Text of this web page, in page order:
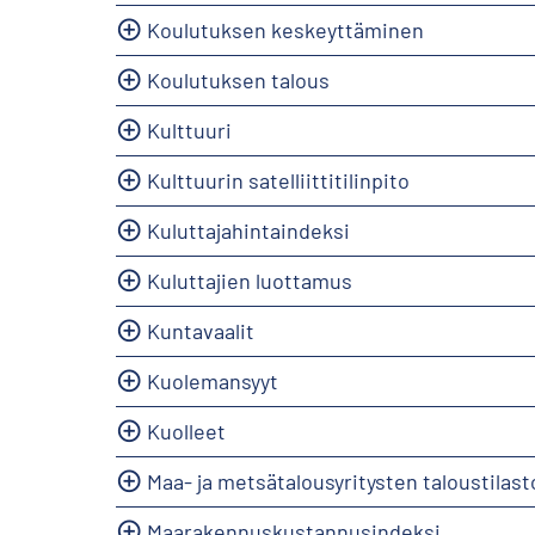
Koulutuksen keskeyttäminen
Koulutuksen talous
Kulttuuri
Kulttuurin satelliittitilinpito
Kuluttajahintaindeksi
Kuluttajien luottamus
Kuntavaalit
Kuolemansyyt
Kuolleet
Maa- ja metsätalousyritysten